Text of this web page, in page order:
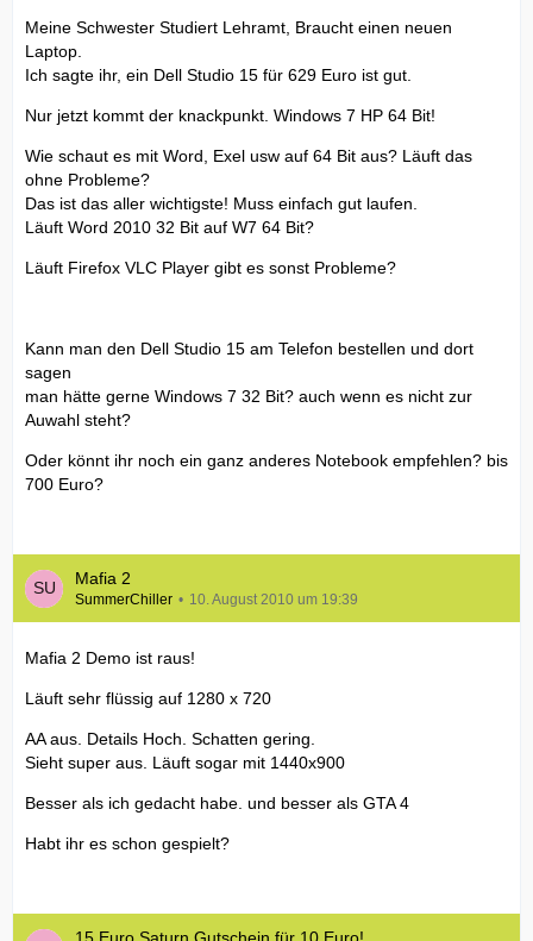
Meine Schwester Studiert Lehramt, Braucht einen neuen
Laptop.
Ich sagte ihr, ein Dell Studio 15 für 629 Euro ist gut.
Nur jetzt kommt der knackpunkt. Windows 7 HP 64 Bit!
Wie schaut es mit Word, Exel usw auf 64 Bit aus? Läuft das
ohne Probleme?
Das ist das aller wichtigste! Muss einfach gut laufen.
Läuft Word 2010 32 Bit auf W7 64 Bit?
Läuft Firefox VLC Player gibt es sonst Probleme?
Kann man den Dell Studio 15 am Telefon bestellen und dort
sagen
man hätte gerne Windows 7 32 Bit? auch wenn es nicht zur
Auwahl steht?
Oder könnt ihr noch ein ganz anderes Notebook empfehlen? bis
700 Euro?
Mafia 2
SummerChiller 10. August 2010 um 19:39
Mafia 2 Demo ist raus!
Läuft sehr flüssig auf 1280 x 720
AA aus. Details Hoch. Schatten gering.
Sieht super aus. Läuft sogar mit 1440x900
Besser als ich gedacht habe. und besser als GTA 4
Habt ihr es schon gespielt?